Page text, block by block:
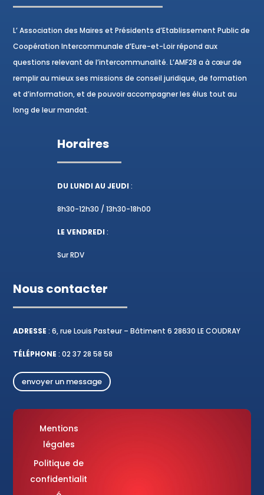
L’ Association des Maires et Présidents d’Etablissement Public de
Coopération Intercommunale d’Eure-et-Loir répond aux
questions relevant de l’intercommunalité. L’AMF28 a à cœur de
remplir au mieux ses missions de conseil juridique, de formation
et d’information, et de pouvoir accompagner les élus tout au
long de leur mandat.
Horaires
DU LUNDI AU JEUDI:
8h30-12h30 / 13h30-18h00
LE VENDREDI:
Sur RDV
Nous contacter
ADRESSE: 6, rue Louis Pasteur – Bâtiment 6 28630 LE COUDRAY
TÉLÉPHONE :02 37 28 58 58
envoyer un message
Mentions
légales
Politique de
confidentialit